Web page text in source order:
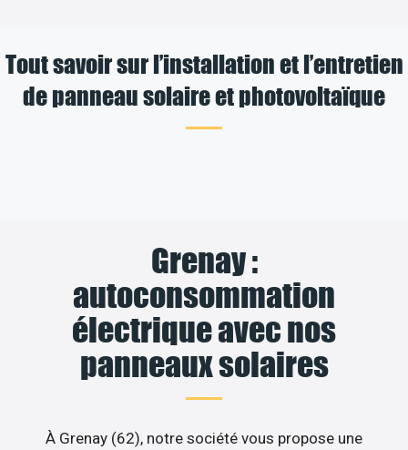
Tout savoir sur l’installation et l’entretien
de panneau solaire et photovoltaïque
Grenay :
autoconsommation
électrique avec nos
panneaux solaires
À Grenay (62), notre société vous propose une